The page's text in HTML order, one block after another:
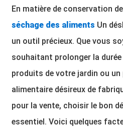
En matière de conservation
séchage des aliments Un
un outil précieux. Que vous
souhaitant prolonger la
produits de votre jardin ou
alimentaire désireux de
pour la vente, choisir le bon
essentiel. Voici quelques